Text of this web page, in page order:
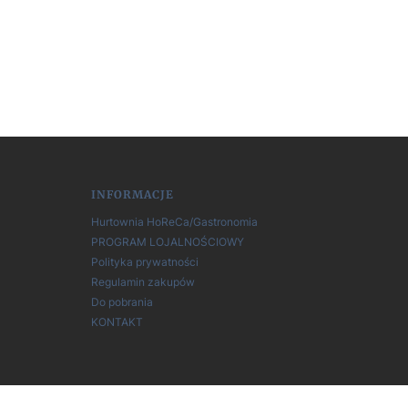
INFORMACJE
Hurtownia HoReCa/Gastronomia
PROGRAM LOJALNOŚCIOWY
Polityka prywatności
Regulamin zakupów
Do pobrania
KONTAKT